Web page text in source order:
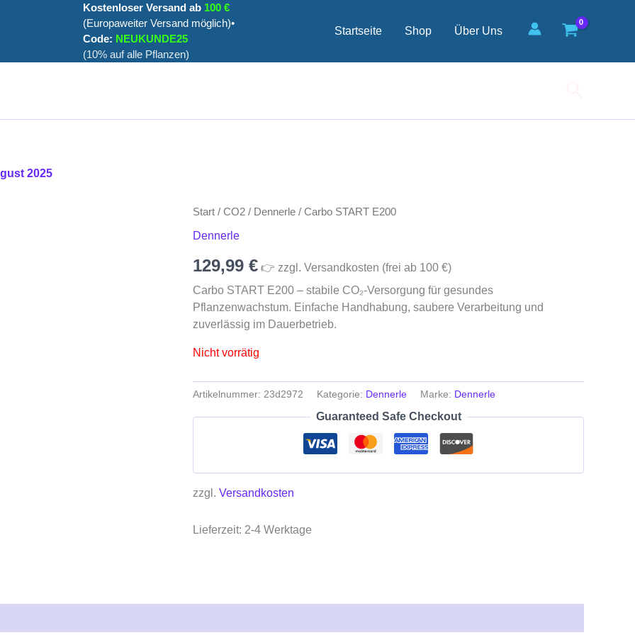
Kostenloser Versand ab 100 €
(Europaweiter Versand möglich)•
Code: NEUKUNDE25
(10% auf alle Pflanzen)
Startseite Shop Über Uns
2025
Start / CO2 / Dennerle / Carbo START E200
Dennerle
129,99 € 👉 zzgl. Versandkosten (frei ab 100 €)
Carbo START E200 – stabile CO₂‑Versorgung für gesundes
Pflanzenwachstum. Einfache Handhabung, saubere Verarbeitung und
zuverlässig im Dauerbetrieb.
Nicht vorrätig
Artikelnummer: 23d2972 Kategorie: Dennerle Marke: Dennerle
Guaranteed Safe Checkout
zzgl. Versandkosten
Lieferzeit: 2-4 Werktage